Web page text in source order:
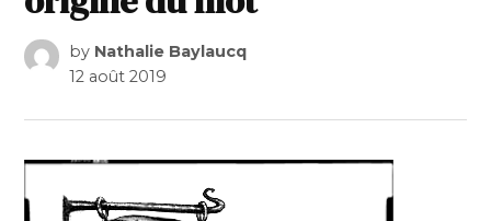
by Nathalie Baylaucq
12 août 2019